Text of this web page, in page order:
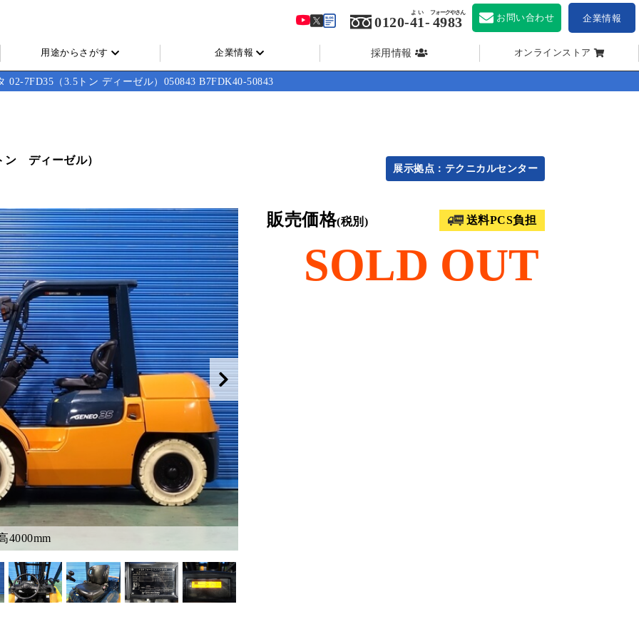
用途からさがす 企業情報 採用情報 オンラインストア
0120-41
よい
- 4983
フォークやさん お問い合わせ 企業情報
02-7FD35（3.5トン ディーゼル）050843 B7FDK40-50843
ン ディーゼル）
展示拠点：テクニカルセンター
4000mm
販売価格(税別) 送料PCS負担
SOLD OUT